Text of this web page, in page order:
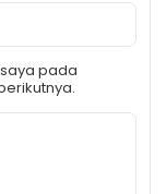
pada